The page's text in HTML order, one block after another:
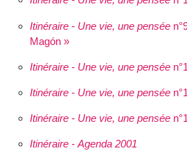
Itinéraire - Une vie, une pensée
Magón »
Itinéraire - Une vie, une pensée
Itinéraire - Une vie, une pensée
Itinéraire - Une vie, une pensée
Itinéraire - Agenda 2001